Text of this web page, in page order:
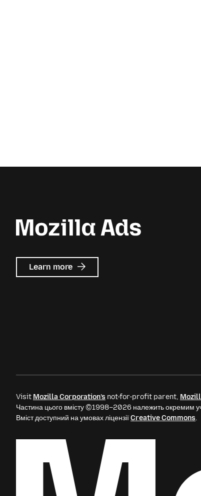
Learn more about
Mozilla
Visit Mozilla Corporation’s not-for-profit parent,
Частина цього вмісту ©1998–2026 належить окремим
Вміст доступний на умовах ліцензіїCreative Commons.